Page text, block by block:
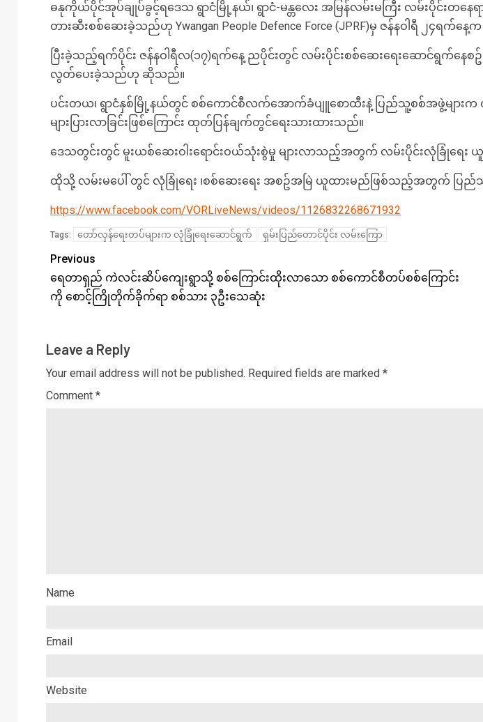
ဓနုကိုယ်ပိုင်အုပ်ချုပ်ခွင့်ရဒေသ ရွာငံမြို့နယ်၊ ရွာငံ-မန္တလေး အမြန်လမ်းမကြီး လမ်းပိုင်းတနေ
တားဆီးစစ်ဆေးခဲ့သည်ဟု Ywangan People Defence Force (JPRF)မှ ဇန်နဝါရီ ၂၄ရ
ပြီးခဲ့သည့်ရက်ပိုင်း ဇန်နဝါရီလ(၁၇)ရက်နေ့ ညပိုင်းတွင် လမ်းပိုင်းစစ်ဆေးရေးဆောင်ရွက်နေစ
လွတ်ပေးခဲ့သည်ဟု ဆိုသည်။
ပင်းတယ၊ ရွာငံနှစ်မြို့နယ်တွင် စစ်ကောင်စီလက်အောက်ခံပျူစောထီးနဲ့ ပြည်သူ့စစ်အဖွဲ့များ
များပြားလာခြင်းဖြစ်ကြောင်း ထုတ်ပြန်ချက်တွင်ရေးသားထားသည်။
ဒေသတွင်းတွင် မူးယစ်ဆေးဝါးရောင်းဝယ်သုံးစွဲမှု များလာသည့်အတွက် လမ်းပိုင်းလုံခြုံရေး
ထိုသို့ လမ်းမပေါ် တွင် လုံခြုံရေး ၊စစ်ဆေးရေး အစဥ်အမြဲ ယူထားမည်ဖြစ်သည့်အတွက် ပြည်သူမ
https://www.facebook.com/VORLiveNews/videos/1126832268671932
Tags: တော်လှန်ရေးတပ်များက လုံခြုံရေးဆောင်ရွက် ရှမ်းပြည်တောင်ပိုင်း လမ်းကြော
Previous
ရေတာရှည် ကဲလင်းဆိပ်ကျေးရွာသို့ စစ်ကြောင်းထိုးလာသော စစ်ကောင်စီတပ်စစ်ကြောင်း
ကို စောင့်ကြိုတိုက်ခိုက်ရာ စစ်သား ၃ဦးသေဆုံး
Leave a Reply
Your email address will not be published. Required fields are marked *
Comment *
Name
Email
Website